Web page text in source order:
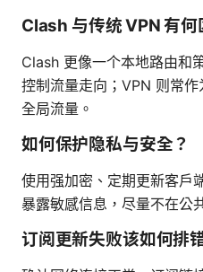
Clash 与传统 VPN 有何
Clash 更像一个本地路由和
控制流量走向；VPN 则常
全局流量。
如何保护隐私与安全？
使用强加密、定期更新客户
暴露敏感信息，尽量不在公
订阅更新失败该如何排